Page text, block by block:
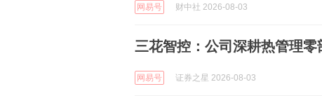
网易号 财中社 2026-08-03
三花智控：公司深耕热管理
网易号 证券之星 2026-08-03